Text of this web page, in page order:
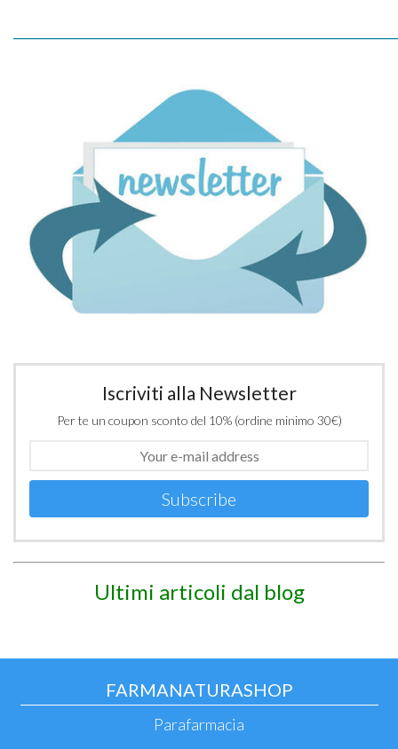
Iscriviti alla Newsletter
Per te un coupon sconto del 10% (ordine minimo 30€)
Subscribe
Ultimi articoli dal blog
FARMANATURASHOP
Parafarmacia